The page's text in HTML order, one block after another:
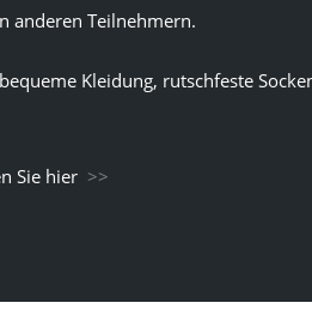
anderen Teilnehmern.
Kleidung, rutschfeste
Sie hier >>